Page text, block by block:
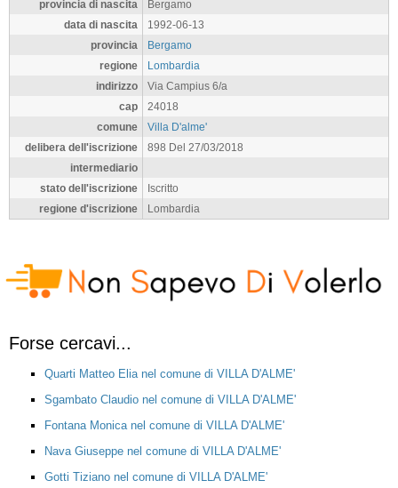
provincia di nascita
Bergamo
data di nascita
1992-06-13
provincia
Bergamo
regione
Lombardia
indirizzo
Via Campius 6/a
cap
24018
comune
Villa D'alme'
delibera dell'iscrizione
898 Del 27/03/2018
intermediario
stato dell'iscrizione
Iscritto
regione d'iscrizione
Lombardia
Forse cercavi...
Quarti Matteo Elia nel comune di VILLA D'ALME'
Sgambato Claudio nel comune di VILLA D'ALME'
Fontana Monica nel comune di VILLA D'ALME'
Nava Giuseppe nel comune di VILLA D'ALME'
Gotti Tiziano nel comune di VILLA D'ALME'